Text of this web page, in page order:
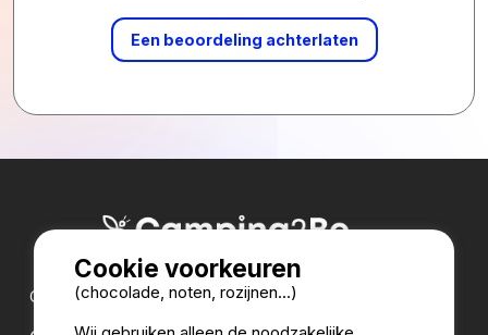
Een beoordeling achterlaten
Onze partners:
Cookie voorkeuren
(chocolade, noten, rozijnen...)